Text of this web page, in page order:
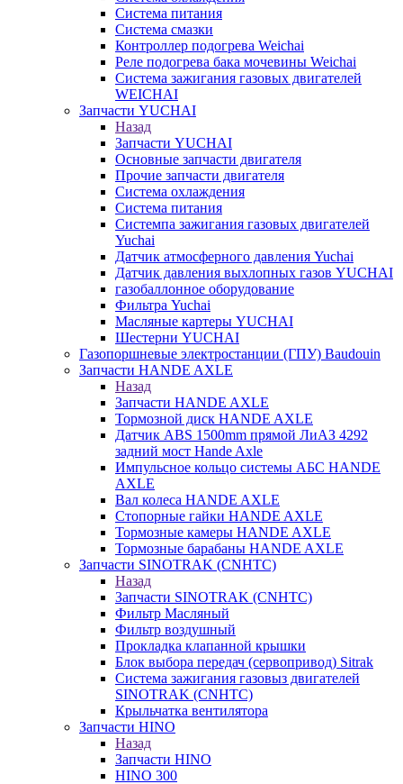
Система питания
Система смазки
Контроллер подогрева Weichai
Реле подогрева бака мочевины Weichai
Система зажигания газовых двигателей
WEICHAI
Запчасти YUCHAI
Назад
Запчасти YUCHAI
Основные запчасти двигателя
Прочие запчасти двигателя
Система охлаждения
Система питания
Системпа зажигания газовых двигателей
Yuchai
Датчик атмосферного давления Yuchai
Датчик давления выхлопных газов YUCHAI
газобаллонное оборудование
Фильтра Yuchai
Масляные картеры YUCHAI
Шестерни YUCHAI
Газопоршневые электростанции (ГПУ) Baudouin
Запчасти HANDE AXLE
Назад
Запчасти HANDE AXLE
Тормозной диск HANDE AXLE
Датчик ABS 1500mm прямой ЛиАЗ 4292
задний мост Hande Axle
Импульсное кольцо системы АБС HANDE
AXLE
Вал колеса HANDE AXLE
Стопорные гайки HANDE AXLE
Тормозные камеры HANDE AXLE
Тормозные барабаны HANDE AXLE
Запчасти SINOTRAK (CNHTC)
Назад
Запчасти SINOTRAK (CNHTC)
Фильтр Масляный
Фильтр воздушный
Прокладка клапанной крышки
Блок выбора передач (сервопривод) Sitrak
Система зажигания газовыз двигателей
SINOTRAK (CNHTC)
Крыльчатка вентилятора
Запчасти HINO
Назад
Запчасти HINO
HINO 300